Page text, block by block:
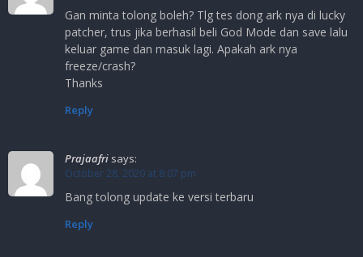
Gan minta tolong boleh? Tlg tes dong ark nya di lucky
patcher, trus jika berhasil beli God Mode dan save lalu
keluar game dan masuk lagi. Apakah ark nya
freeze/crash?
Thanks
Reply
Prajaafri says:
October 28, 2020 at 8:07 pm
Bang tolong update ke versi terbaru
Reply